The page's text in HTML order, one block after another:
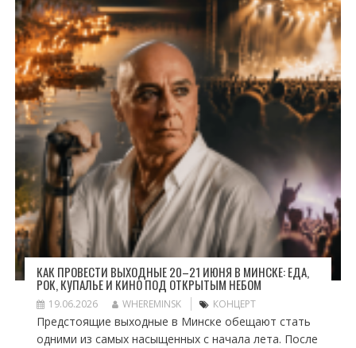
КАК ПРОВЕСТИ ВЫХОДНЫЕ 20–21 ИЮНЯ В МИНСКЕ: ЕДА,
РОК, КУПАЛЬЕ И КИНО ПОД ОТКРЫТЫМ НЕБОМ
19.06.2026 WHEREMINSK КОНЦЕРТ
Предстоящие выходные в Минске обещают стать
одними из самых насыщенных с начала лета. После